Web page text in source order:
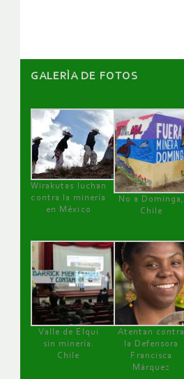
GALERÌA DE FOTOS
Wirakutas luchan
contra la minería
en México
No a Dominga,
Chile
Valle de Elqui
sin minería.
Chile
Atentan contra
la Defensora
Francisca
Márquez